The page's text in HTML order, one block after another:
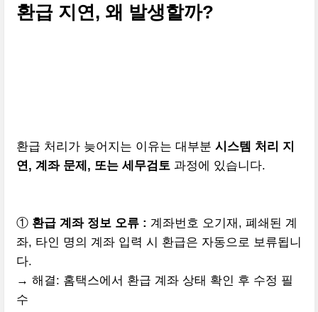
환급 지연, 왜 발생할까?
환급 처리가 늦어지는 이유는 대부분 시스템 처리 지
연, 계좌 문제, 또는 세무검토과정에 있습니다.
① 환급 계좌 정보 오류 : 계좌번호 오기재, 폐쇄된 계
좌, 타인 명의 계좌 입력 시 환급은 자동으로 보류됩니
다.
→ 해결: 홈택스에서 환급 계좌 상태 확인 후 수정 필
수